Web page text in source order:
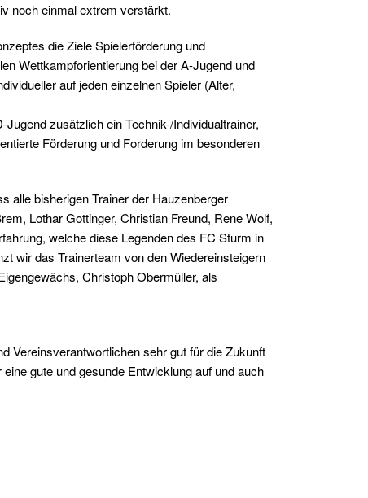
noch einmal extrem verstärkt.
die Ziele Spielerförderung und
Wettkampforientierung bei der A-Jugend und
auf jeden einzelnen Spieler (Alter,
zusätzlich ein Technik-/Individualtrainer,
Förderung und Forderung im besonderen
alle bisherigen Trainer der Hauzenberger
Lothar Gottinger, Christian Freund, Rene Wolf,
welche diese Legenden des FC Sturm in
wir das Trainerteam von den Wiedereinsteigern
Christoph Obermüller, als
Vereinsverantwortlichen sehr gut für die Zukunft
gute und gesunde Entwicklung auf und auch